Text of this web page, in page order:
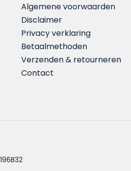
Algemene voorwaarden
Disclaimer
Privacy verklaring
Betaalmethoden
Verzenden & retourneren
Contact